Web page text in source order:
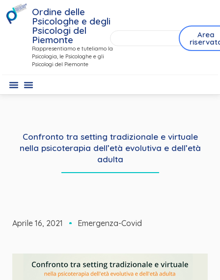
Ordine delle
Psicologhe e degli
Psicologi del
Piemonte
Rappresentiamo e tuteliamo la
Psicologia, le Psicologhe e gli
Psicologi del Piemonte
Area
Confronto tra setting tradizionale e virtuale
nella psicoterapia dell’età evolutiva e dell’età
adulta
Aprile 16, 2021 Emergenza-Covid